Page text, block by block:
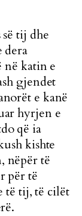
tij dhe
dera
në katin e
gjendet
e kanë
hyrjen e
që ia
kishte
nëpër të
për të
të tij, të cilët